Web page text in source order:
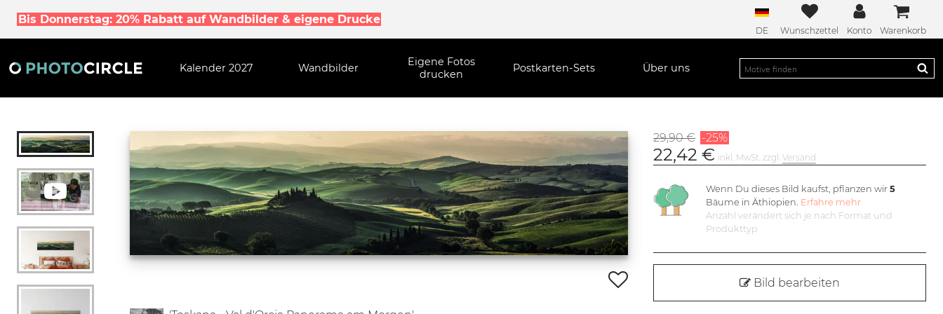
Bis Donnerstag: 20% Rabatt auf Wandbilder & eigene Drucke
DE Wunschzettel Konto Warenkorb
Kalender 2027 Wandbilder
Eigene Fotos
drucken
Postkarten-Sets Über uns
29,90 € -25%
22,42 € inkl. MwSt. zzgl.Versand
Wenn Du dieses Bild kaufst, pflanzen wir5
Bäume in Äthiopien. Erfahre mehr
Anzahl verändert sich je nach Format und
Produkttyp
Bild bearbeiten